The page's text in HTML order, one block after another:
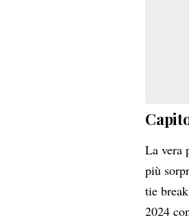
La vera
più
tie
2024